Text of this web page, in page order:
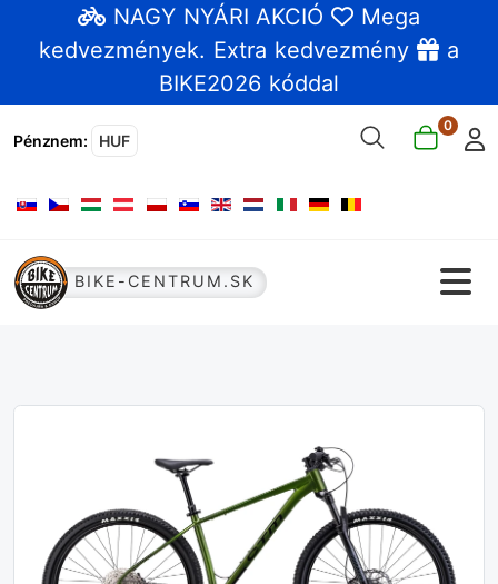
NAGY NYÁRI AKCIÓ
Mega
kedvezmények. Extra kedvezmény
a
BIKE2026 kóddal
Pénznem: HUF
0
Válasszon nyelvet
BIKE-CENTRUM.SK